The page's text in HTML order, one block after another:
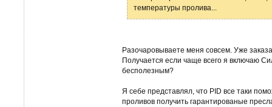
температуры пролива...
Разочаровываете меня совсем. Уже
Получается если чаще всего я включаю
бесполезным?
Я себе представлял, что PID все таки
проливов получить гарантированые